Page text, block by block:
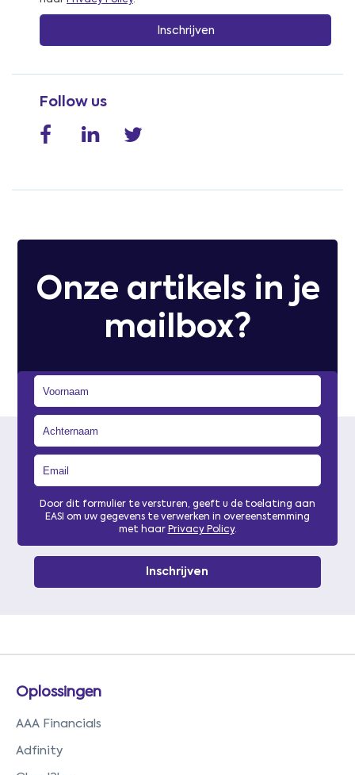
Follow us
Onze artikels in je
mailbox?
Door dit formulier te versturen, geeft u de toelating aan
EASI om uw gegevens te verwerken in overeenstemming
met haar Privacy Policy.
Oplossingen
AAA Financials
Adfinity